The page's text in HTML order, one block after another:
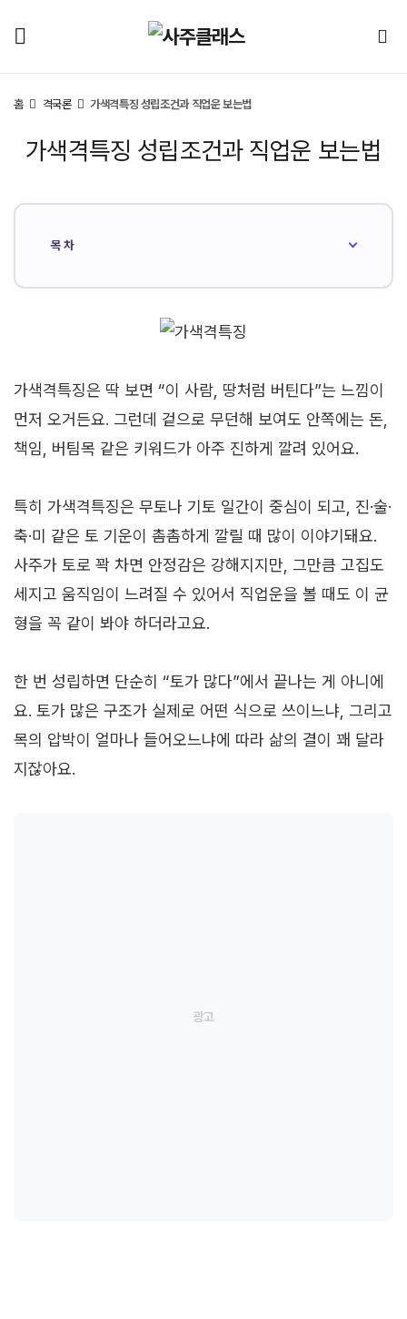
홈 격국론 가색격특징 성립조건과 직업운 보는법
가색격특징 성립조건과 직업운 보는법
목차
가색격특징은 딱 보면 “이 사람, 땅처럼 버틴다”는 느낌이
먼저 오거든요. 그런데 겉으로 무던해 보여도 안쪽에는 돈,
책임, 버팀목 같은 키워드가 아주 진하게 깔려 있어요.
특히 가색격특징은 무토나 기토 일간이 중심이 되고, 진·술·
축·미 같은 토 기운이 촘촘하게 깔릴 때 많이 이야기돼요.
사주가 토로 꽉 차면 안정감은 강해지지만, 그만큼 고집도
세지고 움직임이 느려질 수 있어서 직업운을 볼 때도 이 균
형을 꼭 같이 봐야 하더라고요.
한 번 성립하면 단순히 “토가 많다”에서 끝나는 게 아니에
요. 토가 많은 구조가 실제로 어떤 식으로 쓰이느냐, 그리고
목의 압박이 얼마나 들어오느냐에 따라 삶의 결이 꽤 달라
지잖아요.